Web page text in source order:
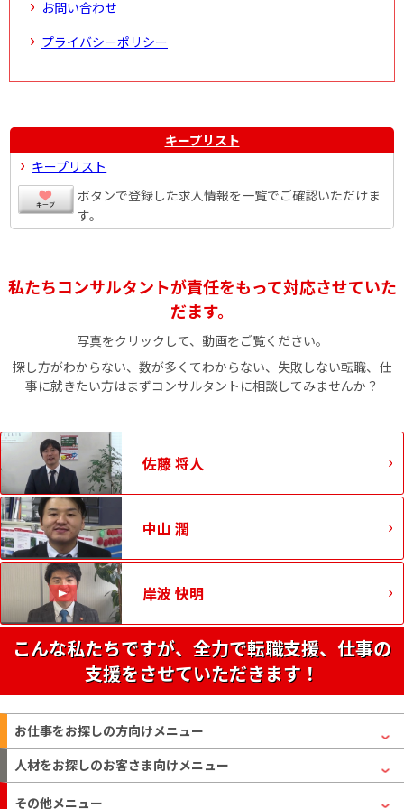
お問い合わせ
プライバシーポリシー
キープリスト
キープリスト
ボタンで登録した求人情報を一覧でご確認いただけま
す。
私たちコンサルタントが責任をもって対応させていた
だます。
写真をクリックして、動画をご覧ください。
探し方がわからない、数が多くてわからない、失敗しない転職、仕
事に就きたい方はまずコンサルタントに相談してみませんか？
佐藤 将人
中山 潤
岸波 快明
こんな私たちですが、全力で転職支援、仕事の
支援をさせていただきます！
お仕事をお探しの方向けメニュー
人材をお探しのお客さま向けメニュー
その他メニュー